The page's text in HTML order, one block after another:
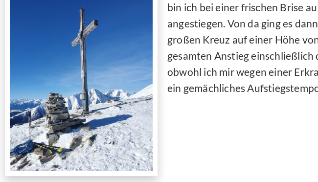
bin ich bei einer frischen Brise
angestiegen. Von da ging es
großen Kreuz auf einer Höhe
gesamten Anstieg
obwohl ich mir wegen einer
ein gemächliches